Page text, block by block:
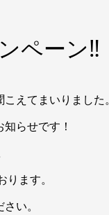
ペーン‼
えてまいりました。
らせです！
ます。
い。